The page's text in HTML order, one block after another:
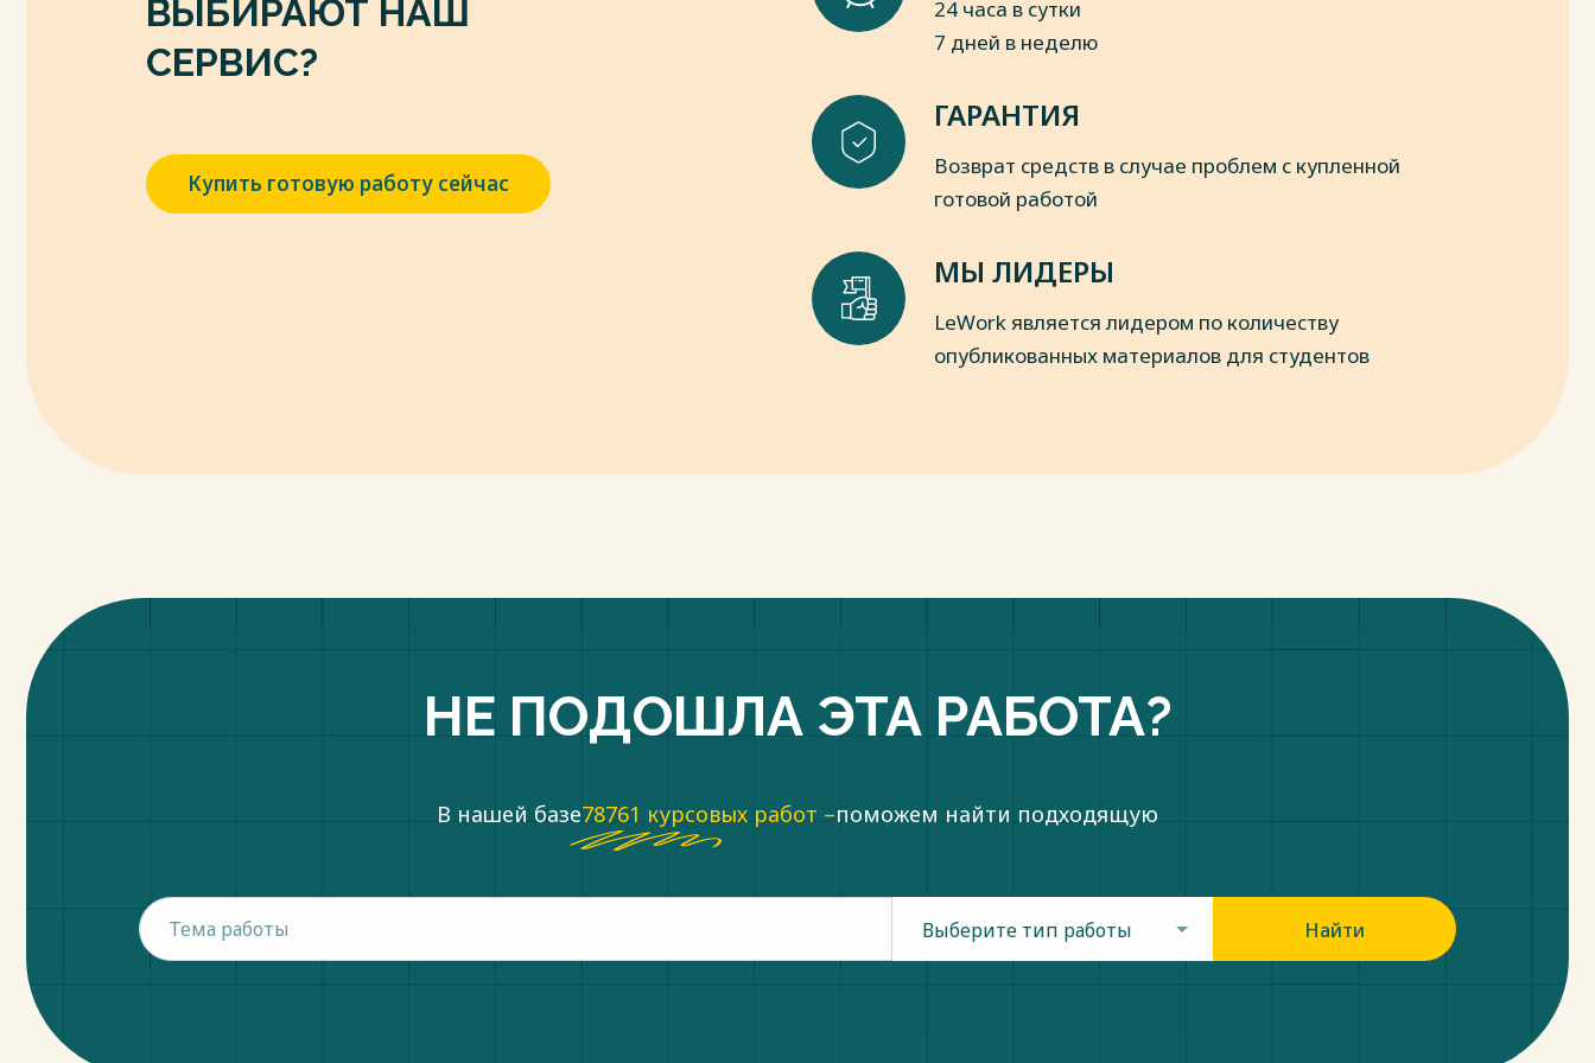
ВЫБИРАЮТ НАШ
СЕРВИС?
Купить готовую работу сейчас
24 часа в сутки
7 дней в неделю
ГАРАНТИЯ
Возврат средств в случае проблем с купленной
готовой работой
МЫ ЛИДЕРЫ
LeWork является лидером по количеству
опубликованных материалов для студентов
НЕ ПОДОШЛА ЭТА РАБОТА?
В нашей базе78761 курсовых работ –поможем найти подходящую
Выберите тип работы Найти